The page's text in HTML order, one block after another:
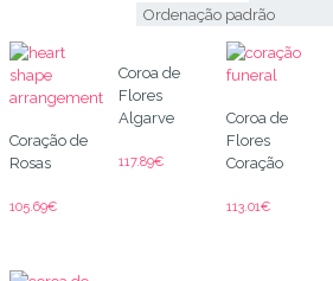
Coração de
Rosas
105.69€
Coroa de
Flores
Algarve
117.89€
Coroa de
Flores
Coração
113.01€